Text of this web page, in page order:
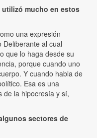
utilizó mucho en estos
una expresión
Deliberante al cual
que lo haga desde su
porque cuando uno
Y cuando habla de
Esa es una
de la hipocresía y sí,
sectores de